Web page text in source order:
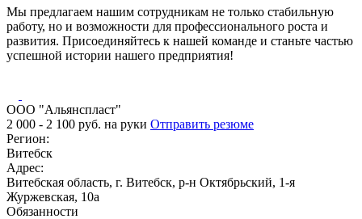
Мы предлагаем нашим сотрудникам не только стабильную
работу, но и возможности для профессионального роста и
развития. Присоединяйтесь к нашей команде и станьте частью
успешной истории нашего предприятия!
ООО "Альянспласт"
2 000 - 2 100 руб. на руки Отправить резюме
Регион:
Витебск
Адрес:
Витебская область, г. Витебск, р-н Октябрьский, 1-я
Журжевская, 10а
Обязанности